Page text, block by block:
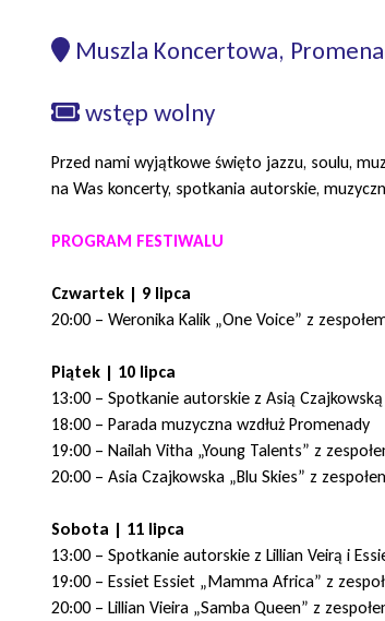
Muszla Koncertowa,
wstęp wolny
Przed nami wyjątkowe święto jazzu, soulu,
na Was koncerty, spotkania autorskie,
PROGRAM FESTIWALU
Czwartek | 9 lipca
20:00 – Weronika Kalik „One Voice” z
Piątek | 10 lipca
13:00 – Spotkanie autorskie z Asią
18:00 – Parada muzyczna wzdłuż Promenady
19:00 – Nailah Vitha „Young Talents” z
20:00 – Asia Czajkowska „Blu Skies” z
Sobota | 11 lipca
13:00 – Spotkanie autorskie z Lillian Veirą i
19:00 – Essiet Essiet „Mamma Africa” z
20:00 – Lillian Vieira „Samba Queen” z